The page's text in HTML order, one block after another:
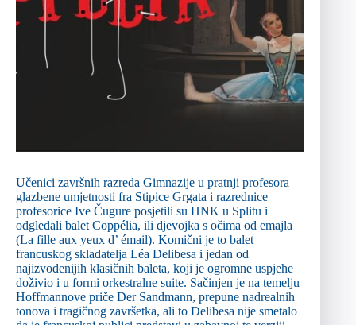
Učenici završnih razreda Gimnazije u pratnji profesora
glazbene umjetnosti fra Stipice Grgata i razrednice
profesorice Ive Čugure posjetili su HNK u Splitu i
odgledali balet Coppélia, ili djevojka s očima od emajla
(La fille aux yeux d’ émail). Komični je to balet
francuskog skladatelja Léa Delibesa i jedan od
najizvođenijih klasičnih baleta, koji je ogromne uspjehe
doživio i u formi orkestralne suite. Sačinjen je na temelju
Hoffmannove priče Der Sandmann, prepune nadrealnih
tonova i tragičnog završetka, ali to Delibesa nije smetalo